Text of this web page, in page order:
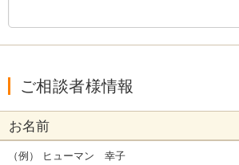
ご相談者様情報
お名前
（例） ヒューマン 幸子